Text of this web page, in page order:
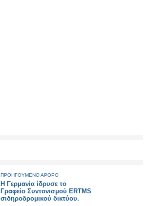
ΠΡΟΗΓΟΥΜΕΝΟ ΑΡΘΡΟ
Η Γερμανία ίδρυσε το
Γραφείο Συντονισμού ERTMS
σιδηροδρομικού δικτύου.